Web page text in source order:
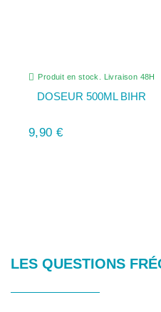
Produit en stock. Livraison 48H
DOSEUR 500ML BIHR
9,90 €
LES QUESTIONS